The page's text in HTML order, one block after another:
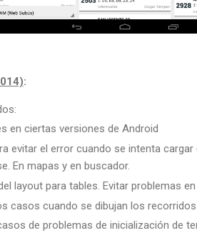
:
en ciertas versiones de Android
evitar el error cuando se intenta
En mapas y en buscador.
layout para tables. Evitar problemas
casos cuando se dibujan los recorridos
de problemas de inicialización de